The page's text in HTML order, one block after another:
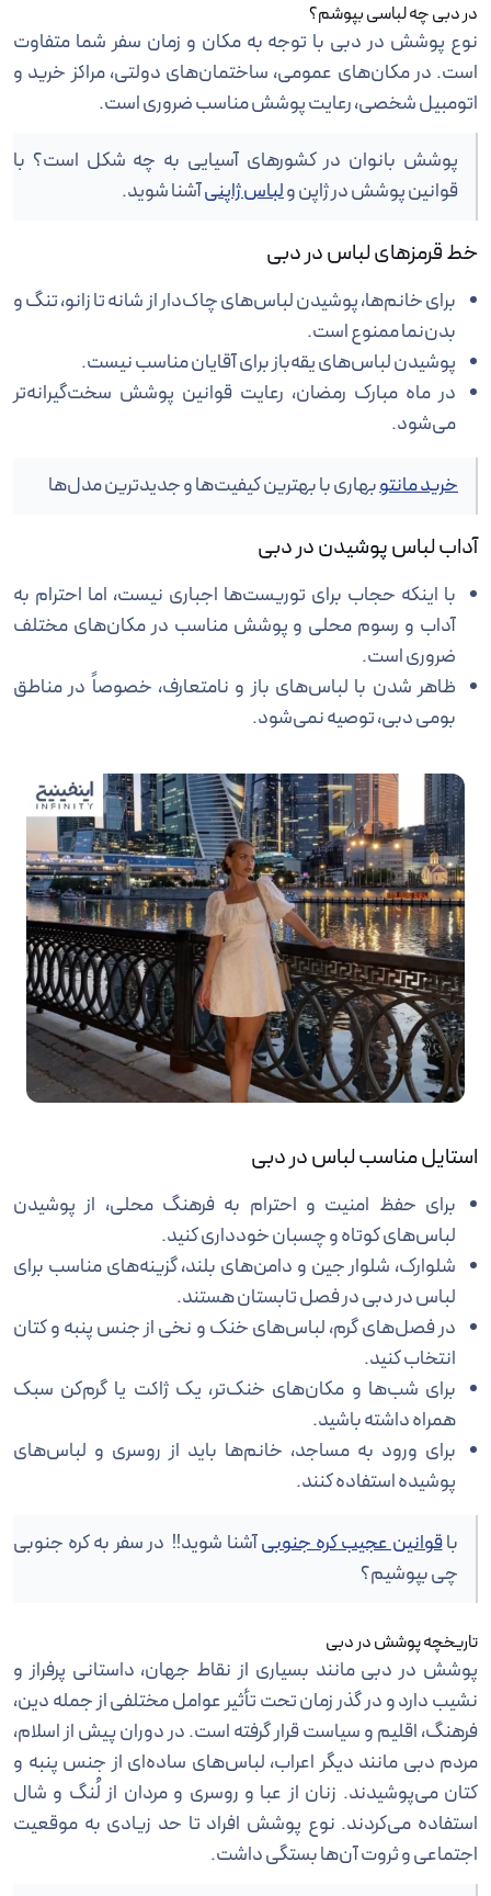
در دبی چه لباسی بپوشم؟
نوع پوشش در دبی با توجه به مکان و زمان سفر شما متفاوت
است. در مکان‌های عمومی، ساختمان‌های دولتی، مراکز خرید و
اتومبیل شخصی، رعایت پوشش مناسب ضروری است.
پوشش بانوان در کشورهای آسیایی به چه شکل است؟ با
قوانین پوشش در ژاپن ولباس ژاپنیآشنا شوید.
خط قرمزهای لباس در دبی
برای خانم‌ها، پوشیدن لباس‌های چاک‌دار از شانه تا زانو، تنگ و
بدن‌نما ممنوع است.
پوشیدن لباس‌های یقه‌باز برای آقایان مناسب نیست.
در ماه مبارک رمضان، رعایت قوانین پوشش سخت‌گیرانه‌تر
می‌شود.
خرید مانتوبهاری با بهترین کیفیت‌ها و جدیدترین مدل‌ها
آداب لباس پوشیدن در دبی
با اینکه حجاب برای توریست‌ها اجباری نیست، اما احترام به
آداب و رسوم محلی و پوشش مناسب در مکان‌های مختلف
ضروری است.
ظاهر شدن با لباس‌های باز و نامتعارف، خصوصاً در مناطق
بومی دبی، توصیه نمی‌شود.
استایل مناسب لباس در دبی
برای حفظ امنیت و احترام به فرهنگ محلی، از پوشیدن
لباس‌های کوتاه و چسبان خودداری کنید.
شلوارک، شلوار جین و دامن‌های بلند، گزینه‌های مناسب برای
لباس در دبی در فصل تابستان هستند.
در فصل‌های گرم، لباس‌های خنک و نخی از جنس پنبه و کتان
انتخاب کنید.
برای شب‌ها و مکان‌های خنک‌تر، یک ژاکت یا گرم‌کن سبک
همراه داشته باشید.
برای ورود به مساجد، خانم‌ها باید از روسری و لباس‌های
پوشیده استفاده کنند.
باقوانین عجیب کره جنوبیآشنا شوید!! در سفر به کره جنوبی
چی بپوشیم؟
تاریخچه پوشش در دبی
پوشش در دبی مانند بسیاری از نقاط جهان، داستانی پرفراز و
نشیب دارد و در گذر زمان تحت تأثیر عوامل مختلفی از جمله دین،
فرهنگ، اقلیم و سیاست قرار گرفته است. در دوران پیش از اسلام،
مردم دبی مانند دیگر اعراب، لباس‌های ساده‌ای از جنس پنبه و
کتان می‌پوشیدند. زنان از عبا و روسری و مردان از لُنگ و شال
استفاده می‌کردند. نوع پوشش افراد تا حد زیادی به موقعیت
اجتماعی و ثروت آن‌ها بستگی داشت.